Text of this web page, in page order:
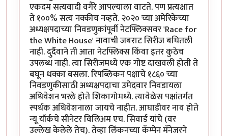
एकदम सत्यवादी वगैरे आपल्याला वाटते. पण प्रत्यक्षात
ते १००% सत्य नक्कीच नव्हते. २०२० च्या अमेरिकेच्या
अध्यक्षपदाच्या निवडणुकांपूर्वी नेटफ्लिक्सवर 'Race for
the White House' नावाची जबराट सिरीज बघितली
नाही. दुर्दैवाने ती आता नेटफ्लिक्स किंवा इतर कुठेच
उपलब्ध नाही. त्या सिरीजमध्ये एक गोष्ट दाखवली होती ते
बघून धक्का बसला. रिपब्लिकन पक्षाचे १८६० च्या
निवडणुकीसाठी अध्यक्षपदाचा उमेदवार निवडायला
अधिवेशन भरले होते शिकागोमध्ये. त्यावेळेस पक्षांतर्गत
स्पर्धक अधिवेशनाला जायचे नाहीत. आघाडीवर नाव होते
न्यू यॉर्कचे सीनेटर विलिअम एच. सिवार्ड यांचे (वर
उल्लेख केलेले तेच). तेव्हा लिंकनच्या कॅम्पेन मॅनेजरने